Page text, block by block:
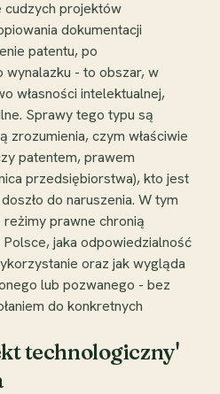
cudzych projektów
dokumentacji
patentu, po
wynalazku - to obszar, w
własności intelektualnej,
Sprawy tego typu są
zrozumienia, czym właściwie
patentem, prawem
przedsiębiorstwa), kto jest
do naruszenia. W tym
prawne chronią
jaka odpowiedzialność
oraz jak wygląda
lub pozwanego - bez
do konkretnych
technologiczny'